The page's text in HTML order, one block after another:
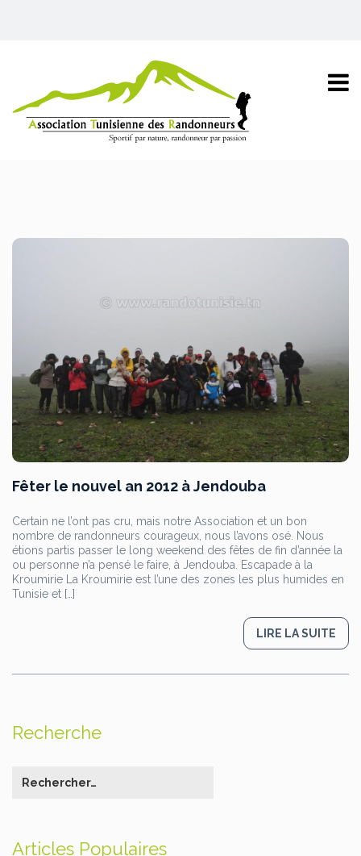
Fêter le nouvel an 2012 à Jendouba
Certain ne l’ont pas cru, mais notre Association et un bon
nombre de randonneurs courageux, nous l’avons osé. Nous
étions partis passer le long weekend des fêtes de fin d’année la
ou personne n’a pensé le faire, à Jendouba. Escapade à la
Kroumirie La Kroumirie est l’une des zones les plus humides en
Tunisie et […]
LIRE LA SUITE
Recherche
Articles Populaires